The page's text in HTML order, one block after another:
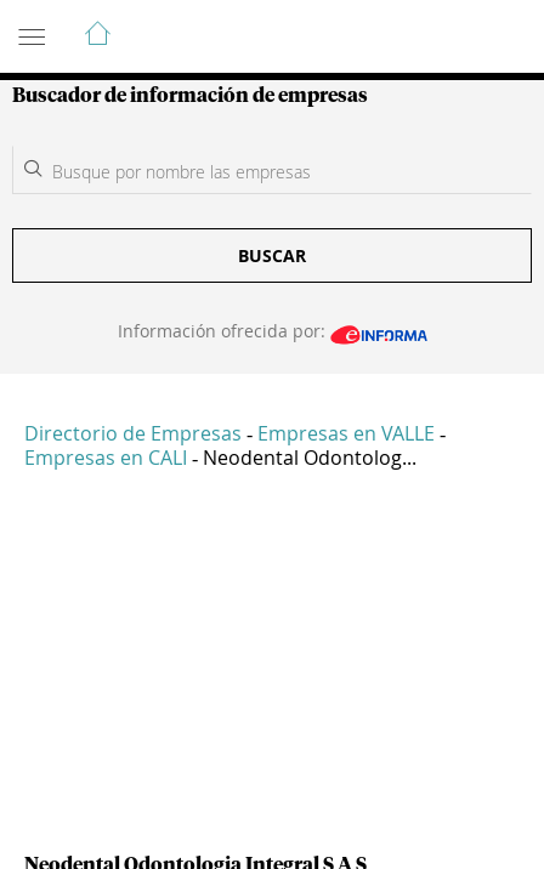
Guía de Empresas Colombianas
Buscador de información de empresas
BUSCAR
Información ofrecida por:
Directorio de Empresas - Empresas en VALLE -
Empresas en CALI - Neodental Odontolog...